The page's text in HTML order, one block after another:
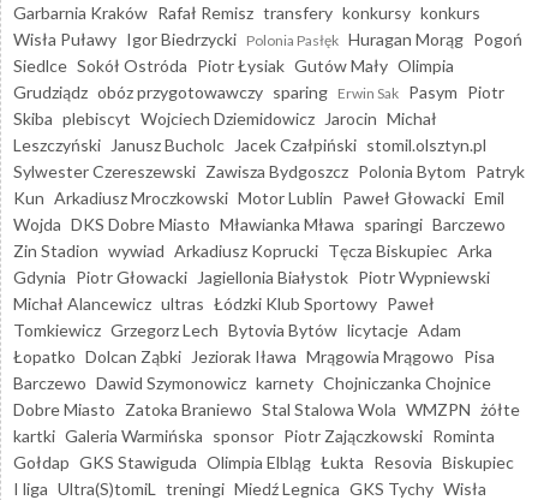
Garbarnia Kraków Rafał Remisz transfery konkursy konkurs
Wisła Puławy Igor Biedrzycki Polonia Pasłęk Huragan Morąg Pogoń
Siedlce Sokół Ostróda Piotr Łysiak Gutów Mały Olimpia
Grudziądz obóz przygotowawczy sparing Erwin Sak Pasym Piotr
Skiba plebiscyt Wojciech Dziemidowicz Jarocin Michał
Leszczyński
Janusz Bucholc Jacek Czałpiński stomil.olsztyn.pl
Sylwester Czereszewski Zawisza Bydgoszcz Polonia Bytom Patryk
Kun Arkadiusz Mroczkowski Motor Lublin Paweł Głowacki Emil
Wojda DKS Dobre Miasto Mławianka Mława sparingi Barczewo
Zin Stadion wywiad Arkadiusz Koprucki Tęcza Biskupiec Arka
Gdynia Piotr Głowacki Jagiellonia Białystok Piotr Wypniewski
Michał Alancewicz ultras Łódzki Klub Sportowy Paweł
Tomkiewicz Grzegorz Lech Bytovia Bytów licytacje Adam
Łopatko Dolcan Ząbki Jeziorak Iława Mrągowia Mrągowo Pisa
Barczewo Dawid Szymonowicz karnety Chojniczanka Chojnice
Dobre Miasto Zatoka Braniewo Stal Stalowa Wola WMZPN żółte
kartki Galeria Warmińska sponsor Piotr Zajączkowski Rominta
Gołdap GKS Stawiguda Olimpia Elbląg Łukta Resovia Biskupiec
I liga Ultra(S)tomiL treningi Miedź Legnica GKS Tychy Wisła